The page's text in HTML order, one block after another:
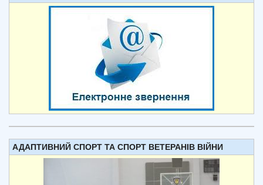
АДАПТИВНИЙ СПОРТ ТА СПОРТ ВЕТЕРАНІВ ВІЙНИ